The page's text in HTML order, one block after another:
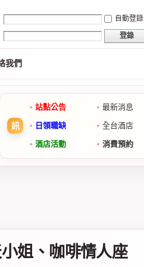
自動登錄
登錄
我們
站點公告 最新消息
日領職缺 全台酒店
酒店活動 消費預約
姐、咖啡情人座